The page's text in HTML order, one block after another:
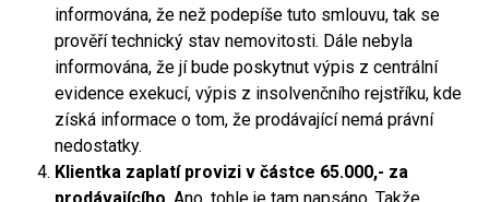
informována, že než podepíše tuto smlouvu, tak se
prověří technický stav nemovitosti. Dále nebyla
informována, že jí bude poskytnut výpis z centrální
evidence exekucí, výpis z insolvenčního rejstříku, kde
získá informace o tom, že prodávající nemá právní
nedostatky.
Klientka zaplatí provizi v částce 65.000,- za